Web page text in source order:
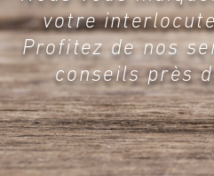
votre
Profitez de nos
conseils près